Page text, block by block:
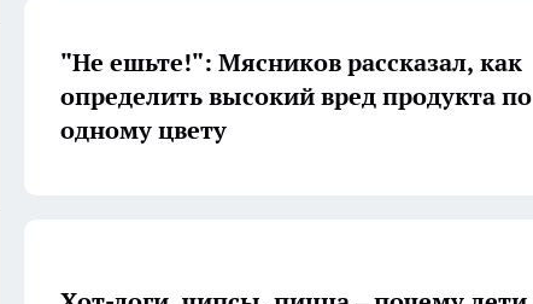
"Не ешьте!": Мясников рассказал, как
определить высокий вред продукта по
одному цвету